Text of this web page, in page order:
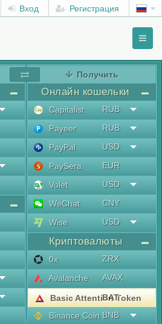
Вход Регистрация
Получить
Онлайн кошельки
Capitalist
RUB
Payeer
RUB
PayPal
USD
PaySera
EUR
Volet
USD
WeChat
CNY
Wise
USD
Криптовалюты
0x
ZRX
Avalanche
AVAX
Basic Attention Token
BAT
Binance Coin BNB